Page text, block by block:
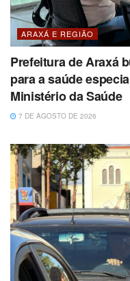
ARAXÁ E REGIÃO
Prefeitura de Araxá
para a saúde
Ministério da Saúde
7 DE AGOSTO DE 2026